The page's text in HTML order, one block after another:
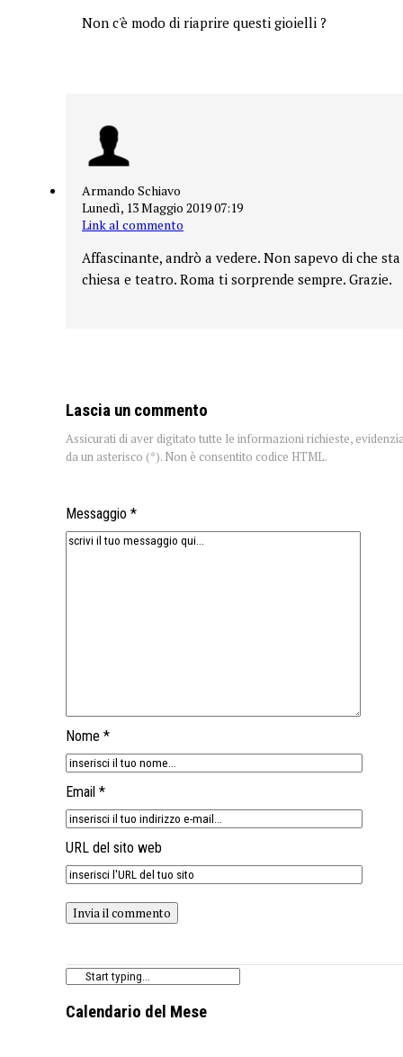
Non c'è modo di riaprire questi gioielli ?
Armando Schiavo
Lunedì, 13 Maggio 2019 07:19
Link al commento
Affascinante, andrò a vedere. Non sapevo di che sta
chiesa e teatro. Roma ti sorprende sempre. Grazie.
Lascia un commento
Assicurati di aver digitato tutte le informazioni richieste,
da un asterisco (*). Non è consentito codice HTML.
Messaggio *
Nome *
Email *
URL del sito web
Calendario del Mese